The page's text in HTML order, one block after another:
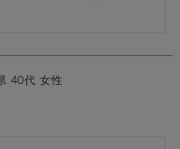
40代 女性